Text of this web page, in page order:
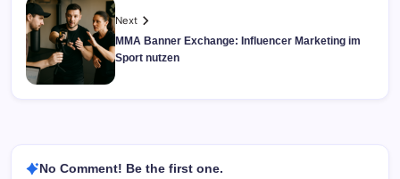
Next
MMA Banner Exchange: Influencer Marketing im
Sport nutzen
No Comment! Be the first one.